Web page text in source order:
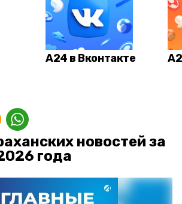
А24 в Вконтакте
новостей за
года